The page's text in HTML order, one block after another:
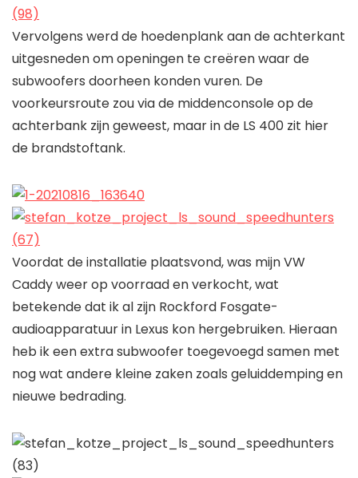
Vervolgens werd de hoedenplank aan de achterkant
uitgesneden om openingen te creëren waar de
subwoofers doorheen konden vuren. De
voorkeursroute zou via de middenconsole op de
achterbank zijn geweest, maar in de LS 400 zit hier
de brandstoftank.
Voordat de installatie plaatsvond, was mijn VW
Caddy weer op voorraad en verkocht, wat
betekende dat ik al zijn Rockford Fosgate-
audioapparatuur in Lexus kon hergebruiken. Hieraan
heb ik een extra subwoofer toegevoegd samen met
nog wat andere kleine zaken zoals geluiddemping en
nieuwe bedrading.